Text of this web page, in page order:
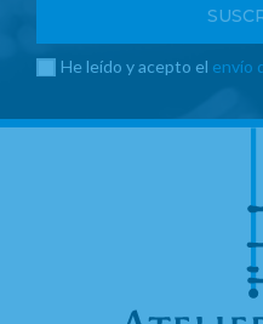
He leído y acepto el envío